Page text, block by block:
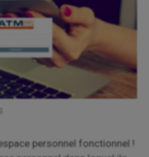
personnel fonctionnel !